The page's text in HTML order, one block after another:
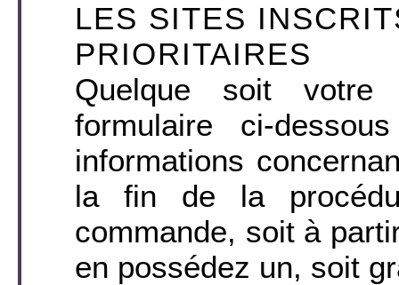
LES SITES
PRIORITAIRES
Quelque soit votre
formulaire ci-
informations
la fin de la
commande, soit à
en possédez un, soit